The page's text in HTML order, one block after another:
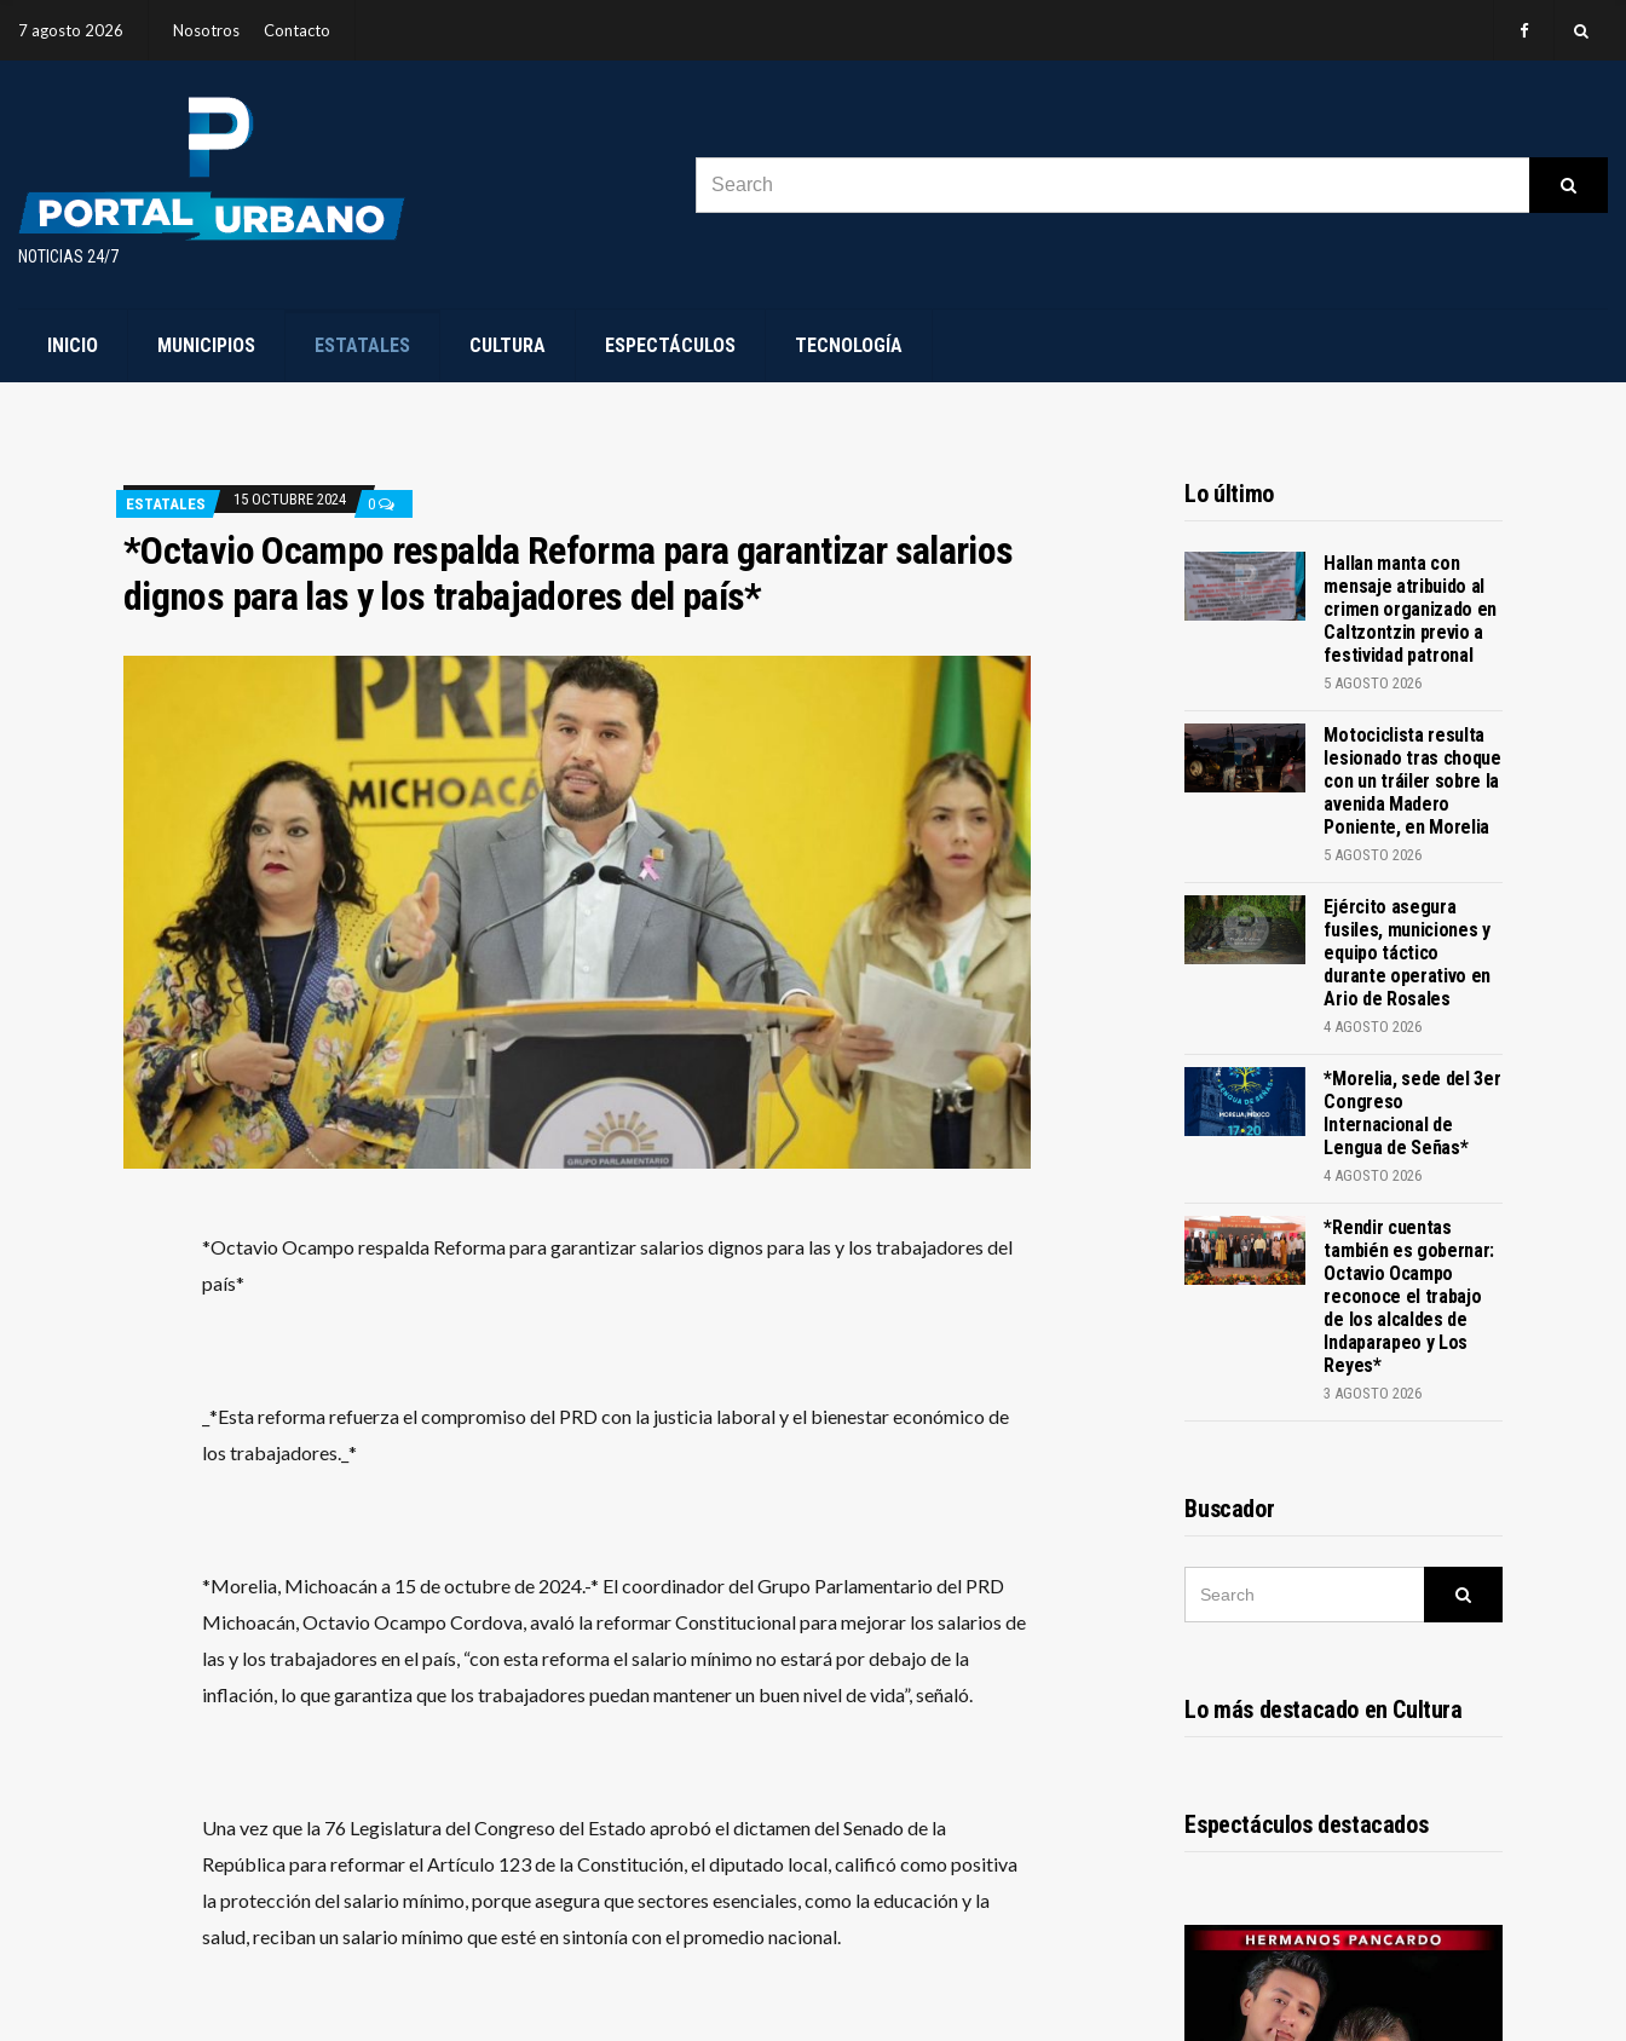
7 agosto 2026 Nosotros Contacto
NOTICIAS 24/7
INICIO MUNICIPIOS ESTATALES CULTURA ESPECTÁCULOS TECNOLOGÍA
ESTATALES 15 OCTUBRE 2024 0
*Octavio Ocampo respalda Reforma para garantizar salarios
dignos para las y los trabajadores del país*
*Octavio Ocampo respalda Reforma para garantizar salarios dignos para las y los trabajadores del
país*
_*Esta reforma refuerza el compromiso del PRD con la justicia laboral y el bienestar económico de
los trabajadores._*
*Morelia, Michoacán a 15 de octubre de 2024.-* El coordinador del Grupo Parlamentario del PRD
Michoacán, Octavio Ocampo Cordova, avaló la reformar Constitucional para mejorar los salarios de
las y los trabajadores en el país, “con esta reforma el salario mínimo no estará por debajo de la
inflación, lo que garantiza que los trabajadores puedan mantener un buen nivel de vida”, señaló.
Una vez que la 76 Legislatura del Congreso del Estado aprobó el dictamen del Senado de la
República para reformar el Artículo 123 de la Constitución, el diputado local, calificó como positiva
la protección del salario mínimo, porque asegura que sectores esenciales, como la educación y la
salud, reciban un salario mínimo que esté en sintonía con el promedio nacional.
Lo último
Hallan manta con
mensaje atribuido al
crimen organizado en
Caltzontzin previo a
festividad patronal
5 AGOSTO 2026
Motociclista resulta
lesionado tras choque
con un tráiler sobre la
avenida Madero
Poniente, en Morelia
5 AGOSTO 2026
Ejército asegura
fusiles, municiones y
equipo táctico
durante operativo en
Ario de Rosales
4 AGOSTO 2026
*Morelia, sede del 3er
Congreso
Internacional de
Lengua de Señas*
4 AGOSTO 2026
*Rendir cuentas
también es gobernar:
Octavio Ocampo
reconoce el trabajo
de los alcaldes de
Indaparapeo y Los
Reyes*
3 AGOSTO 2026
Buscador
Lo más destacado en Cultura
Espectáculos destacados